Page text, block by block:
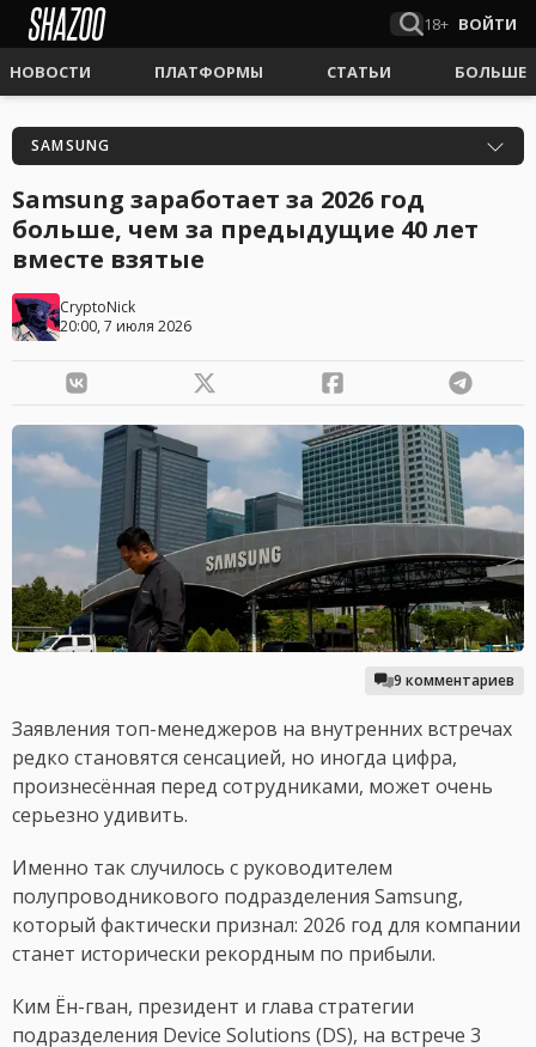
18+ ВОЙТИ
НОВОСТИ ПЛАТФОРМЫ СТАТЬИ БОЛЬШЕ
SAMSUNG
Samsung заработает за 2026 год
больше, чем за предыдущие 40 лет
вместе взятые
CryptoNick
20:00, 7 июля 2026
9 комментариев
Заявления топ-менеджеров на внутренних встречах
редко становятся сенсацией, но иногда цифра,
произнесённая перед сотрудниками, может очень
серьезно удивить.
Именно так случилось с руководителем
полупроводникового подразделения Samsung,
который фактически признал: 2026 год для компании
станет исторически рекордным по прибыли.
Ким Ён-гван, президент и глава стратегии
подразделения Device Solutions (DS), на встрече 3